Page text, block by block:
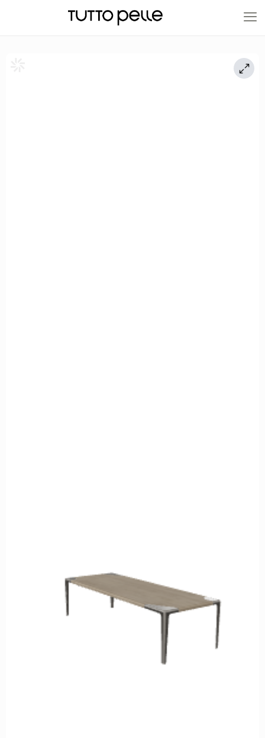
20% EN PRODUCTOS A FABRICACIÓN